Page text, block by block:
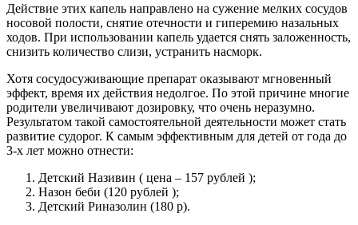
Действие этих капель направлено на сужение мелких сосудов
носовой полости, снятие отечности и гиперемию назальных
ходов. При использовании капель удается снять заложенность,
снизить количество слизи, устранить насморк.
Хотя сосудосуживающие препарат оказывают мгновенный
эффект, время их действия недолгое. По этой причине многие
родители увеличивают дозировку, что очень неразумно.
Результатом такой самостоятельной деятельности может стать
развитие судорог. К самым эффективным для детей от года до
3-х лет можно отнести:
Детский Називин ( цена – 157 рублей );
Назон беби (120 рублей );
Детский Риназолин (180 р).